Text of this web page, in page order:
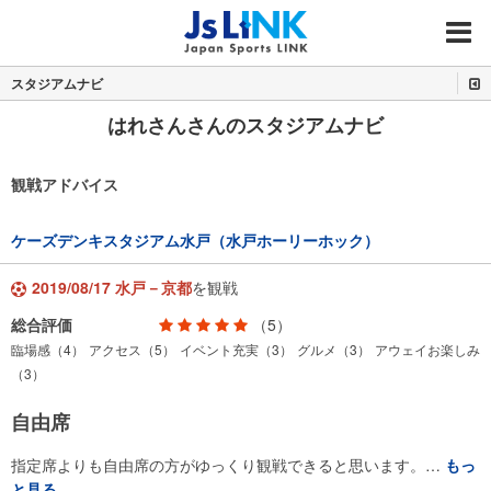
MENU
スタジアムナビ
はれさんさんのスタジアムナビ
観戦アドバイス
ケーズデンキスタジアム水戸（水戸ホーリーホック）
2019/08/17 水戸－京都を観戦
総合評価
（5）
臨場感（4） アクセス（5） イベント充実（3） グルメ（3）
アウェイお楽しみ
（3）
自由席
指定席よりも自由席の方がゆっくり観戦できると思います。… もっ